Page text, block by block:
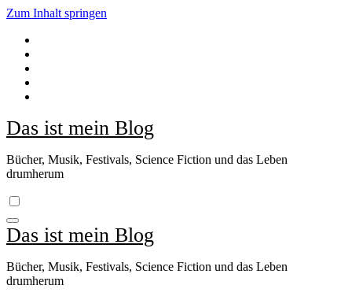
Zum Inhalt springen
Das ist mein Blog
Bücher, Musik, Festivals, Science Fiction und das Leben
drumherum
Das ist mein Blog
Bücher, Musik, Festivals, Science Fiction und das Leben
drumherum